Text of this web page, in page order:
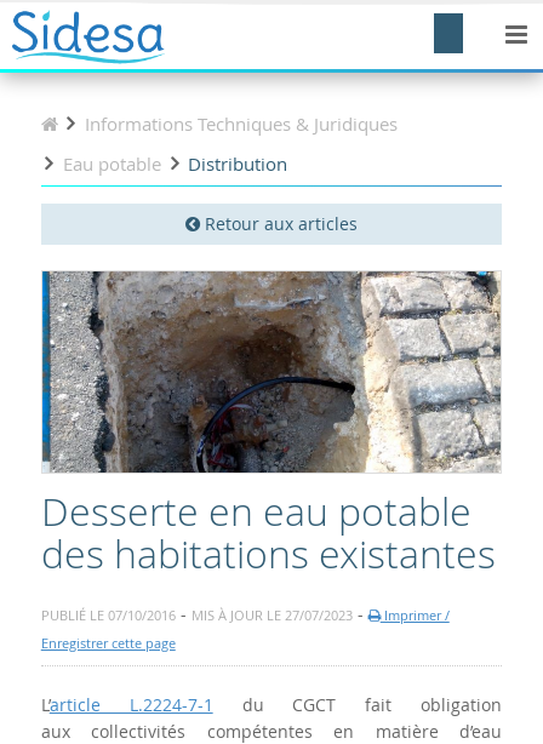
Informations Techniques & Juridiques
Eau potable
Distribution
Retour aux articles
Desserte en eau potable
des habitations existantes
PUBLIÉ LE 07/10/2016- MIS À JOUR LE 27/07/2023-
Imprimer /
Enregistrer cette page
L’article L.2224-7-1
du CGCT fait obligation
aux collectivités compétentes en matière d’eau